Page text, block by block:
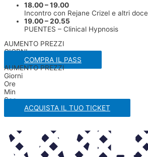
18.00 – 19.00
Incontro con Rejane Crizel e altri
19.00 – 20.55
PUENTES – Clinical Hypnosis
AUMENTO PREZZI
GIORNI
COMPRA IL PASS
AUMENTO PREZZI
Giorni
Ore
Min
Sec
ACQUISTA IL TUO TICKET